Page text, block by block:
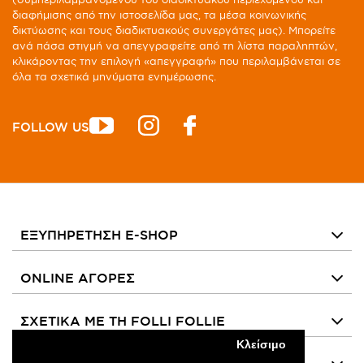
Κλείσιμο
διαφήμισης από την ιστοσελίδα μας, τα μέσα κοινωνικής
δικτύωσης και τους διαδικτυακούς συνεργάτες μας). Μπορείτε
ανά πάσα στιγμή να απεγγραφείτε από τη λίστα παραληπτών,
κλικάροντας την επιλογή «απεγγραφή» που περιλαμβάνεται σε
όλα τα σχετικά μηνύματα ενημέρωσης.
FOLLOW US
ΕΞΥΠΗΡΕΤΗΣΗ E-SHOP
ONLINE ΑΓΟΡΕΣ
ΣΧΕΤΙΚΑ ΜΕ ΤΗ FOLLI FOLLIE